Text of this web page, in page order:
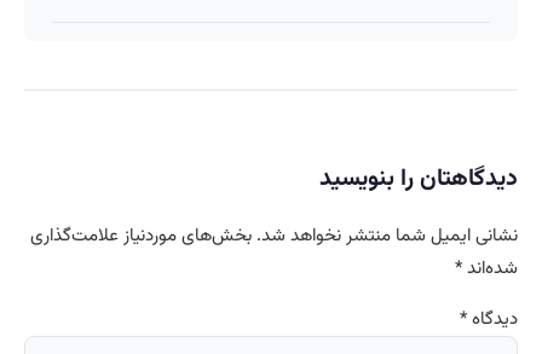
دیدگاهتان را بنویسید
نشانی ایمیل شما منتشر نخواهد شد. بخش‌های موردنیاز علامت‌گذاری
شده‌اند*
دیدگاه*